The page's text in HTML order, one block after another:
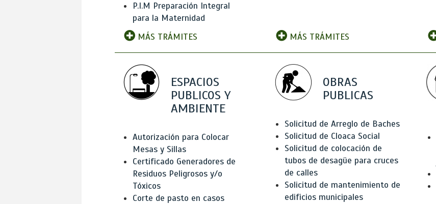
P.I.M Preparación Integral
para la Maternidad
MÁS TRÁMITES
MÁS TRÁMITES
ESPACIOS
PUBLICOS Y
AMBIENTE
Autorización para Colocar
Mesas y Sillas
Certificado Generadores de
Residuos Peligrosos y/o
Tóxicos
Corte de pasto en casos
OBRAS
PUBLICAS
Solicitud de Arreglo de Baches
Solicitud de Cloaca Social
Solicitud de colocación de
tubos de desagüe para cruces
de calles
Solicitud de mantenimiento de
edificios municipales